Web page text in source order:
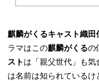
麒麟がくるキャスト織田
ラマはこの麒麟がくるの
スト は「親父世代」も
は名前は知られているけ